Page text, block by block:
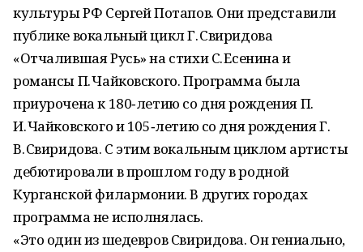
культуры РФ Сергей Потапов. Они представили
публике вокальный цикл Г. Свиридова
«Отчалившая Русь» на стихи С. Есенина и
романсы П. Чайковского. Программа была
приурочена к 180‑летию со дня рождения П.
И. Чайковского и 105‑летию со дня рождения Г.
В. Свиридова. С этим вокальным циклом артисты
дебютировали в прошлом году в родной
Курганской филармонии. В других городах
программа не исполнялась.
«Это один из шедевров Свиридова. Он гениально,